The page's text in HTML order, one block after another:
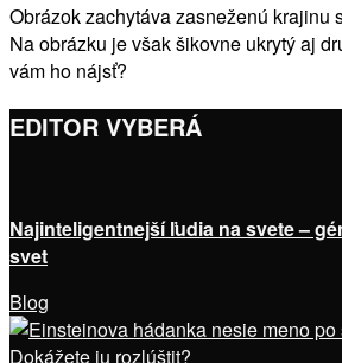
Obrázok zachytáva zasneženú krajinu
Na obrázku je však šikovne ukrytý aj
vám ho nájsť?
EDITOR VYBERÁ
Najinteligentnejší ľudia na svete –
svet
Blog